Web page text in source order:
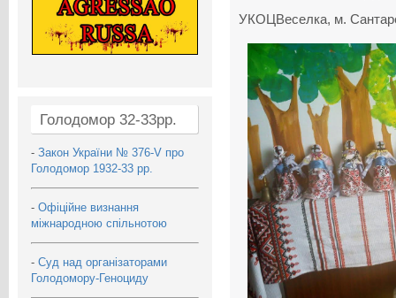
Голодомор 32-33рр.
- Закон України № 376-V про
Голодомор 1932-33 рр.
- Офіційне визнання
міжнародною спільнотою
- Суд над організаторами
Голодомору-Геноциду
УКОЦВеселка, м.